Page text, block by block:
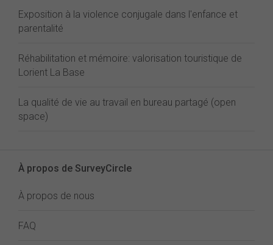
Exposition à la violence conjugale dans l'enfance et
parentalité
Réhabilitation et mémoire: valorisation touristique de
Lorient La Base
La qualité de vie au travail en bureau partagé (open
space)
À propos de SurveyCircle
À propos de nous
FAQ